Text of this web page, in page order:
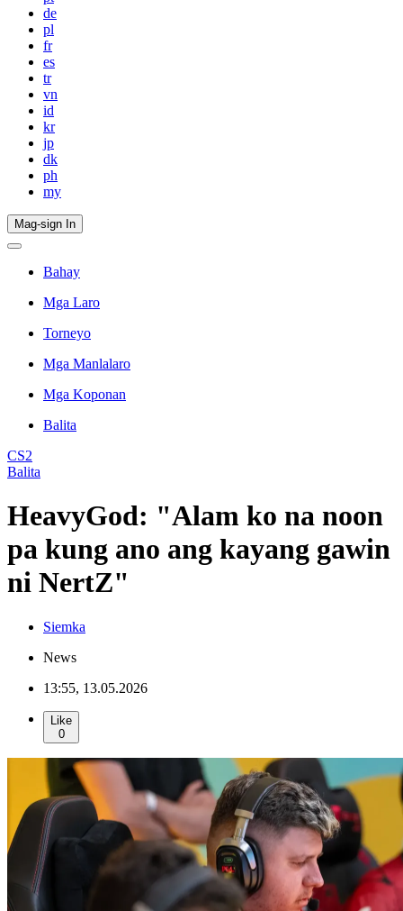
de
pl
fr
es
tr
vn
id
kr
jp
dk
ph
my
Mag-sign In
Bahay
Mga Laro
Torneyo
Mga Manlalaro
Mga Koponan
Balita
CS2
Balita
HeavyGod: "Alam ko na noon
pa kung ano ang kayang gawin
ni NertZ"
Siemka
News
13:55, 13.05.2026
Like
0